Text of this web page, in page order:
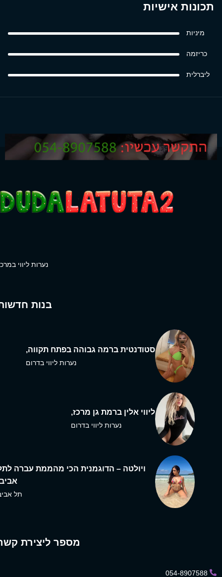
תכונות אישיות
מיניות
כריזמה
ליברלית
נערות ליווי
בנות
סטודנטית ברמה גבוהה בפתח תקווה,
נערות ליווי בדרום
ליווי אלין ברמת גן מרכז,
נערות ליווי בדרום
ויולטה – הדוגמנית הכי מהממת עברה
תל
מספר ליצירת
054-8907588